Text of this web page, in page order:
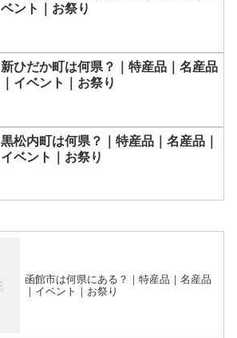
ベント｜お祭り
新ひだか町は何県？｜特産品｜名産品
｜イベント｜お祭り
黒松内町は何県？｜特産品｜名産品｜
イベント｜お祭り
函館市は何県にある？｜特産品｜名産品
｜イベント｜お祭り